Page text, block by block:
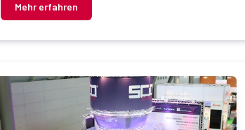
Mehr erfahren